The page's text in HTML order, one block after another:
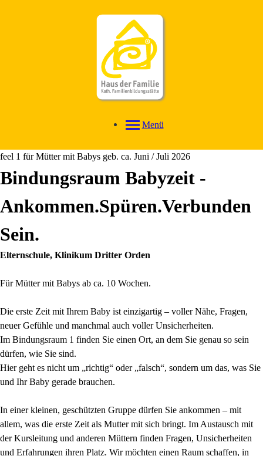
Menü
feel 1 für Mütter mit Babys geb. ca. Juni / Juli 2026
Bindungsraum Babyzeit -
Ankommen.Spüren.Verbunden
Sein.
Elternschule, Klinikum Dritter Orden
Für Mütter mit Babys ab ca. 10 Wochen.
Die erste Zeit mit Ihrem Baby ist einzigartig – voller Nähe, Fragen,
neuer Gefühle und manchmal auch voller Unsicherheiten.
Im Bindungsraum 1 finden Sie einen Ort, an dem Sie genau so sein
dürfen, wie Sie sind.
Hier geht es nicht um „richtig“ oder „falsch“, sondern um das, was Sie
und Ihr Baby gerade brauchen.
In einer kleinen, geschützten Gruppe dürfen Sie ankommen – mit
allem, was die erste Zeit als Mutter mit sich bringt. Im Austausch mit
der Kursleitung und anderen Müttern finden Fragen, Unsicherheiten
und Erfahrungen ihren Platz. Wir möchten einen Raum schaffen, in